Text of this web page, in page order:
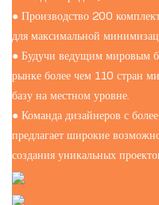
● Производство 200
для максимальной
● Будучи ведущим мировым
рынке более чем 110 стран
базу на местном уровне.
● Команда дизайнеров с
предлагает широкие
создания уникальных